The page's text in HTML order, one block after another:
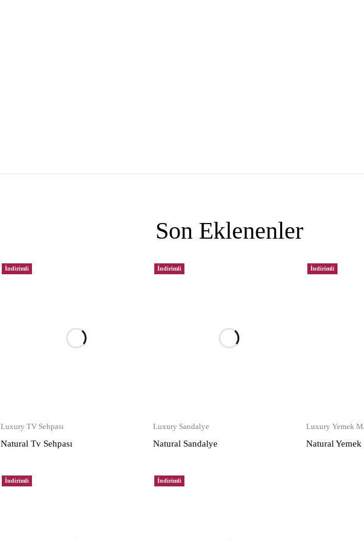
Son Eklenenler
İndirimli
Luxury TV Sehpası
Natural Tv Sehpası
İndirimli
Luxury Sandalye
Natural Sandalye
İndirimli
Luxury Yemek
Natural Yemek
İndirimli İndirimli